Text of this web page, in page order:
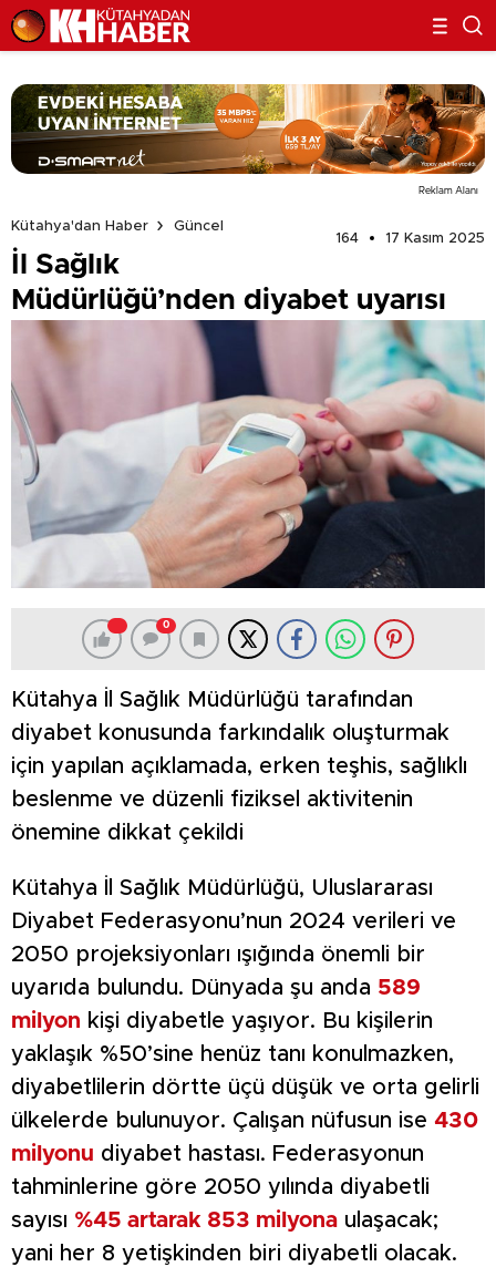
Reklam Alanı
Kütahya'dan Haber
Güncel
164
17 Kasım 2025
İl Sağlık
Müdürlüğü’nden diyabet uyarısı
0
Kütahya İl Sağlık Müdürlüğü tarafından
diyabet konusunda farkındalık oluşturmak
için yapılan açıklamada, erken teşhis, sağlıklı
beslenme ve düzenli fiziksel aktivitenin
önemine dikkat çekildi
Kütahya İl Sağlık Müdürlüğü, Uluslararası
Diyabet Federasyonu’nun 2024 verileri ve
2050 projeksiyonları ışığında önemli bir
uyarıda bulundu. Dünyada şu anda 589
milyon kişi diyabetle yaşıyor. Bu kişilerin
yaklaşık %50’sine henüz tanı konulmazken,
diyabetlilerin dörtte üçü düşük ve orta gelirli
ülkelerde bulunuyor. Çalışan nüfusun ise 430
milyonu diyabet hastası. Federasyonun
tahminlerine göre 2050 yılında diyabetli
sayısı %45 artarak 853 milyona ulaşacak;
yani her 8 yetişkinden biri diyabetli olacak.